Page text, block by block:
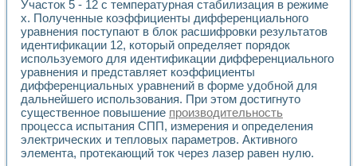
Участок 5 - 12 с температурная стабилизация в режиме
х. Полученные коэффициенты дифференциального
уравнения поступают в блок расшифровки результатов
идентификации 12, который определяет порядок
используемого для идентификации дифференциального
уравнения и представляет коэффициенты
дифференциальных уравнений в форме удобной для
дальнейшего использования. При этом достигнуто
существенное повышение производительность
процесса испытания СПП, измерения и определения
электрических и тепловых параметров. Активного
элемента, протекающий ток через лазер равен нулю.